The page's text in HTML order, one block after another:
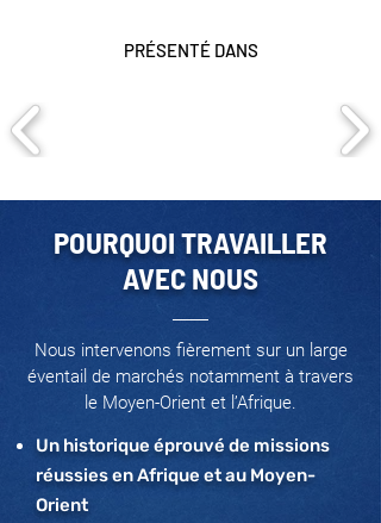
PRÉSENTÉ DANS
POURQUOI TRAVAILLER
AVEC NOUS
Nous intervenons fièrement sur un large
éventail de marchés notamment à travers
le Moyen-Orient et l’Afrique.
Un historique éprouvé de missions
réussies en Afrique et au Moyen-
Orient